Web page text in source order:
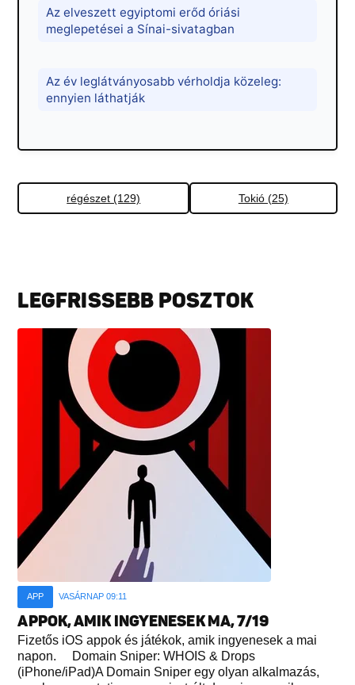
Az elveszett egyiptomi erőd óriási
meglepetései a Sínai-sivatagban
Az év leglátványosabb vérholdja közeleg:
ennyien láthatják
régészet (129) Tokió (25)
LEGFRISSEBB POSZTOK
APP VASÁRNAP 09:11
APPOK, AMIK INGYENESEK MA, 7/19
Fizetős iOS appok és játékok, amik ingyenesek a mai
napon. Domain Sniper: WHOIS & Drops
(iPhone/iPad)A Domain Sniper egy olyan alkalmazás,